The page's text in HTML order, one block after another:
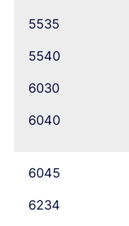
5535
5540
6030
6040
6045
6234